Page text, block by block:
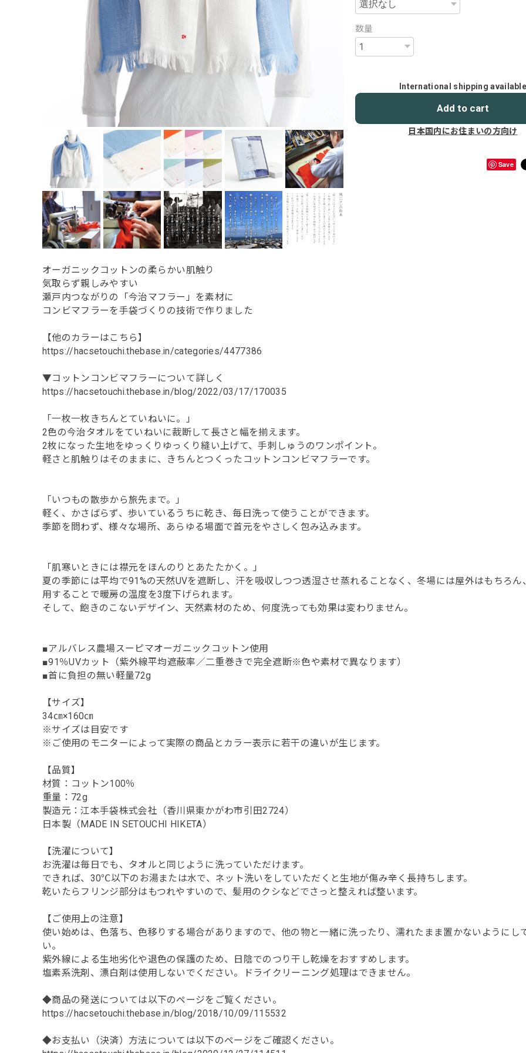
数量
International shipping
Add to cart
日本国内にお住まいの方向け
Save
オーガニックコットンの柔らかい肌触り
気取らず親しみやすい
瀬戸内つながりの「今治マフラー」を素材に
コンビマフラーを手袋づくりの技術で作りました
【他のカラーはこちら】
https://hacsetouchi.thebase.in/categories/4477386
▼コットンコンビマフラーについて詳しく
https://hacsetouchi.thebase.in/blog/2022/03/17/170035
「一枚一枚きちんとていねいに。」
2色の今治タオルをていねいに裁断して長さと幅を揃えます。
2枚になった生地をゆっくりゆっくり縫い上げて、手刺しゅうのワンポイント。
軽さと肌触りはそのままに、きちんとつくったコットンコンビマフラーです。
「いつもの散歩から旅先まで。」
軽く、かさばらず、歩いているうちに乾き、毎日洗って使うことができます。
季節を問わず、様々な場所、あらゆる場面で首元をやさしく包み込みます。
「肌寒いときには襟元をほんのりとあたたかく。」
夏の季節には平均で91%の天然UVを遮断し、汗を吸収しつつ透湿させ蒸れることなく、冬場には屋外はもちろん
用することで暖房の温度を3度下げられます。
そして、飽きのこないデザイン、天然素材のため、何度洗っても効果は変わりません。
■アルバレス農場スーピマオーガニックコットン使用
■91％UVカット（紫外線平均遮蔽率／二重巻きで完全遮断※色や素材で異なります）
■首に負担の無い軽量72g
【サイズ】
34㎝×160㎝
※サイズは目安です
※ご使用のモニターによって実際の商品とカラー表示に若干の違いが生じます。
【品質】
材質：コットン100％
重量：72g
製造元：江本手袋株式会社（香川県東かがわ市引田2724）
日本製（MADE IN SETOUCHI HIKETA）
【洗濯について】
お洗濯は毎日でも、タオルと同じように洗っていただけます。
できれば、30℃以下のお湯または水で、ネット洗いをしていただくと生地が傷み辛く長持ちします。
乾いたらフリンジ部分はもつれやすいので、髪用のクシなどでさっと整えれば整います。
【ご使用上の注意】
使い始めは、色落ち、色移りする場合がありますので、他の物と一緒に洗ったり、濡れたまま置かないようにし
い。
紫外線による生地劣化や退色の保護のため、日陰でのつり干し乾燥をおすすめします。
塩素系洗剤、漂白剤は使用しないでください。ドライクリーニング処理はできません。
◆商品の発送については以下のページをご覧ください。
https://hacsetouchi.thebase.in/blog/2018/10/09/115532
◆お支払い（決済）方法については以下のページをご確認ください。